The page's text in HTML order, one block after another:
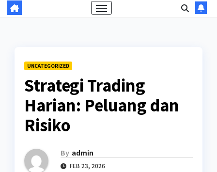
UNCATEGORIZED
Strategi Trading
Harian: Peluang dan
Risiko
By admin
FEB 23, 2026